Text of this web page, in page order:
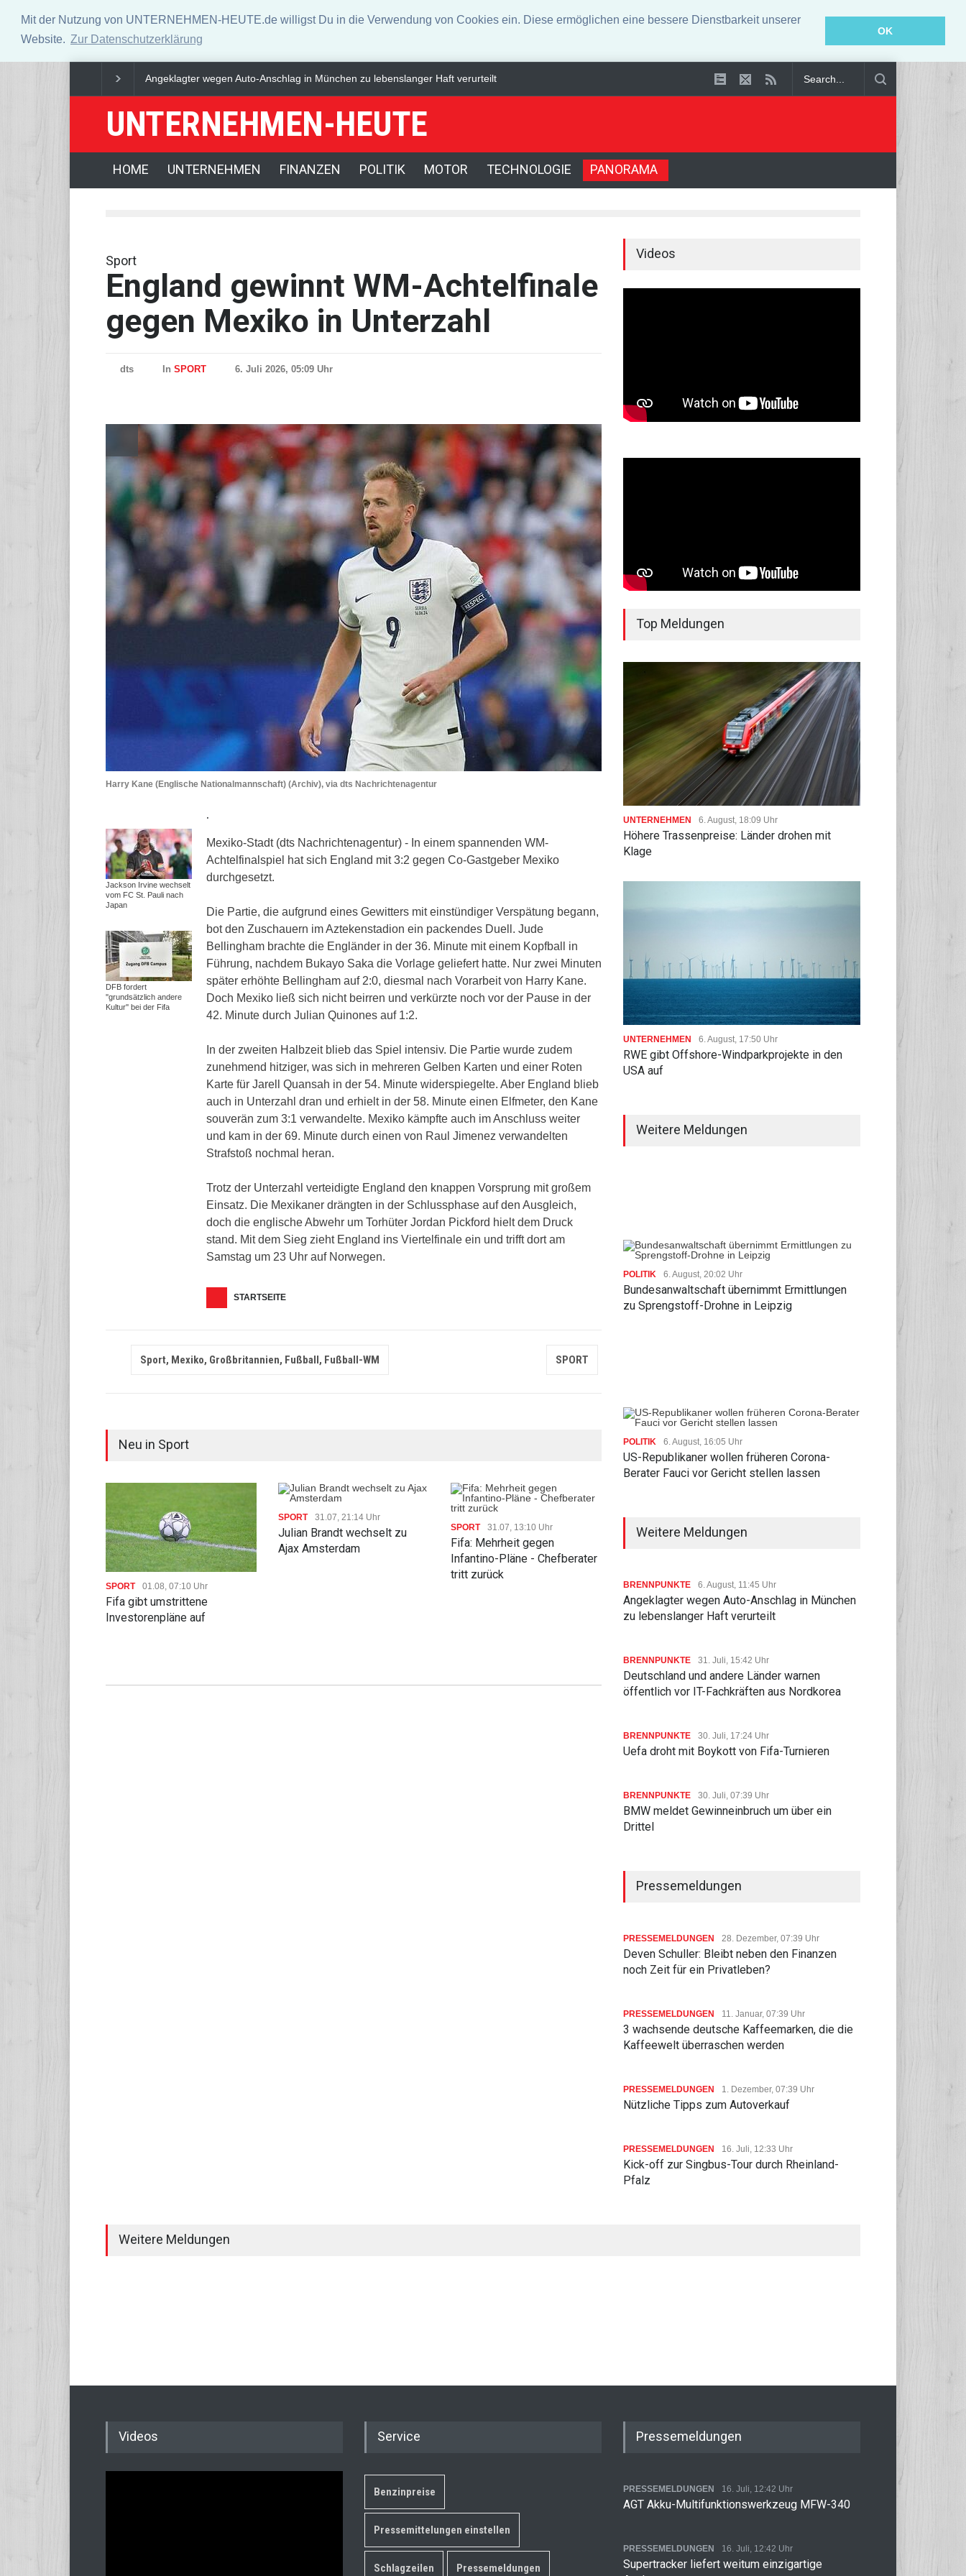
Mit der Nutzung von UNTERNEHMEN-HEUTE.de willigst Du in die Verwendung von Cookies ein. Diese ermöglichen eine bessere Dienstbarkeit unserer
Website. Zur Datenschutzerklärung
OK
Verteidigungspolitiker will Nato-Konsultationen nach Drohnenfund Dax legt geringfügig zu - Investoren sehen Nachholpotenzial Angeklagter wegen Auto-Anschlag in München
UNTERNEHMEN-HEUTE
HOME UNTERNEHMEN FINANZEN POLITIK MOTOR TECHNOLOGIE PANORAMA
Sport
England gewinnt WM-Achtelfinale
gegen Mexiko in Unterzahl
dts In SPORT 6. Juli 2026, 05:09 Uhr
Harry Kane (Englische Nationalmannschaft) (Archiv), via dts Nachrichtenagentur
.
Mexiko-Stadt (dts Nachrichtenagentur) - In einem spannenden WM-
Achtelfinalspiel hat sich England mit 3:2 gegen Co-Gastgeber Mexiko
durchgesetzt.
Die Partie, die aufgrund eines Gewitters mit einstündiger Verspätung begann,
bot den Zuschauern im Aztekenstadion ein packendes Duell. Jude
Bellingham brachte die Engländer in der 36. Minute mit einem Kopfball in
Führung, nachdem Bukayo Saka die Vorlage geliefert hatte. Nur zwei Minuten
später erhöhte Bellingham auf 2:0, diesmal nach Vorarbeit von Harry Kane.
Doch Mexiko ließ sich nicht beirren und verkürzte noch vor der Pause in der
42. Minute durch Julian Quinones auf 1:2.
In der zweiten Halbzeit blieb das Spiel intensiv. Die Partie wurde zudem
zunehmend hitziger, was sich in mehreren Gelben Karten und einer Roten
Karte für Jarell Quansah in der 54. Minute widerspiegelte. Aber England blieb
auch in Unterzahl dran und erhielt in der 58. Minute einen Elfmeter, den Kane
souverän zum 3:1 verwandelte. Mexiko kämpfte auch im Anschluss weiter
und kam in der 69. Minute durch einen von Raul Jimenez verwandelten
Strafstoß nochmal heran.
Trotz der Unterzahl verteidigte England den knappen Vorsprung mit großem
Einsatz. Die Mexikaner drängten in der Schlussphase auf den Ausgleich,
doch die englische Abwehr um Torhüter Jordan Pickford hielt dem Druck
stand. Mit dem Sieg zieht England ins Viertelfinale ein und trifft dort am
Samstag um 23 Uhr auf Norwegen.
STARTSEITE
Jackson Irvine wechselt
vom FC St. Pauli nach
Japan
DFB fordert
''grundsätzlich andere
Kultur'' bei der Fifa
Sport, Mexiko, Großbritannien, Fußball, Fußball-WM SPORT
Neu in Sport
SPORT 01.08, 07:10 Uhr
Fifa gibt umstrittene
Investorenpläne auf
SPORT 31.07, 21:14 Uhr
Julian Brandt wechselt zu
Ajax Amsterdam
SPORT 31.07, 13:10 Uhr
Fifa: Mehrheit gegen
Infantino-Pläne - Chefberater
tritt zurück
SPORT
Fifa hält an Abstimmung über
Investorenpläne fest
Videos
Top Meldungen
UNTERNEHMEN 6. August, 18:09 Uhr
Höhere Trassenpreise: Länder drohen mit
Klage
UNTERNEHMEN 6. August, 17:50 Uhr
RWE gibt Offshore-Windparkprojekte in den
USA auf
Weitere Meldungen
POLITIK 6. August, 20:02 Uhr
Bundesanwaltschaft übernimmt Ermittlungen
zu Sprengstoff-Drohne in Leipzig
POLITIK 6. August, 16:05 Uhr
US-Republikaner wollen früheren Corona-
Berater Fauci vor Gericht stellen lassen
Weitere Meldungen
BRENNPUNKTE 6. August, 11:45 Uhr
Angeklagter wegen Auto-Anschlag in München
zu lebenslanger Haft verurteilt
BRENNPUNKTE 31. Juli, 15:42 Uhr
Deutschland und andere Länder warnen
öffentlich vor IT-Fachkräften aus Nordkorea
BRENNPUNKTE 30. Juli, 17:24 Uhr
Uefa droht mit Boykott von Fifa-Turnieren
BRENNPUNKTE 30. Juli, 07:39 Uhr
BMW meldet Gewinneinbruch um über ein
Drittel
Pressemeldungen
PRESSEMELDUNGEN 28. Dezember, 07:39 Uhr
Deven Schuller: Bleibt neben den Finanzen
noch Zeit für ein Privatleben?
PRESSEMELDUNGEN 11. Januar, 07:39 Uhr
3 wachsende deutsche Kaffeemarken, die die
Kaffeewelt überraschen werden
PRESSEMELDUNGEN 1. Dezember, 07:39 Uhr
Nützliche Tipps zum Autoverkauf
PRESSEMELDUNGEN 16. Juli, 12:33 Uhr
Kick-off zur Singbus-Tour durch Rheinland-
Pfalz
Weitere Meldungen
Videos Service
Benzinpreise
Pressemittelungen einstellen
Schlagzeilen Pressemeldungen
Pressemeldungen
PRESSEMELDUNGEN 16. Juli, 12:42 Uhr
AGT Akku-Multifunktionswerkzeug MFW-340
PRESSEMELDUNGEN 16. Juli, 12:42 Uhr
Supertracker liefert weitum einzigartige